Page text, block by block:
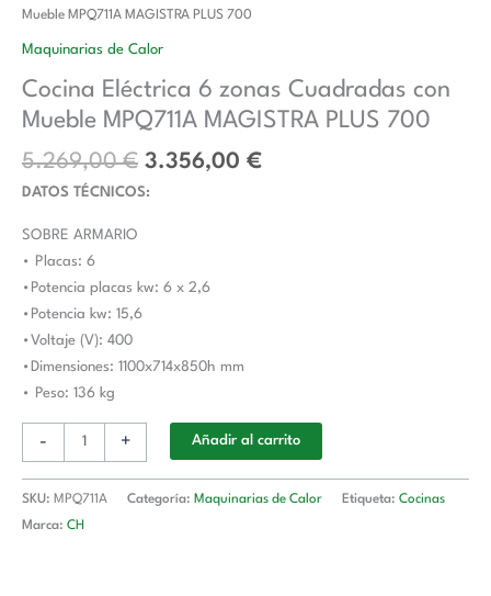
Mueble MPQ711A MAGISTRA PLUS 700
Maquinarias de Calor
Cocina Eléctrica 6 zonas Cuadradas con
Mueble MPQ711A MAGISTRA PLUS 700
5.269,00€
precio
original
5.269,00 €.
3.356,00 €
3.356,00 €.
DATOS TÉCNICOS:
SOBRE ARMARIO
• Placas: 6
•Potencia placas kw: 6 x 2,6
•Potencia kw: 15,6
•Voltaje (V): 400
•Dimensiones: 1100x714x850h mm
• Peso: 136 kg
-
Eléctrica
6
Cuadradas
con
MPQ711A
MAGISTRA
+ Añadir al carrito
SKU: MPQ711A Categoría: Maquinarias de Calor Etiqueta: Cocinas
Marca: CH